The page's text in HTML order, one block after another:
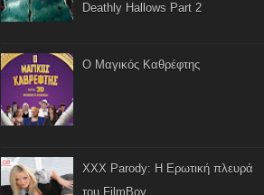
Deathly Hallows Part 2
Ο Μαγικός Καθρέφτης
XXX Parody: Η Ερωτική πλευρά
του FilmBoy